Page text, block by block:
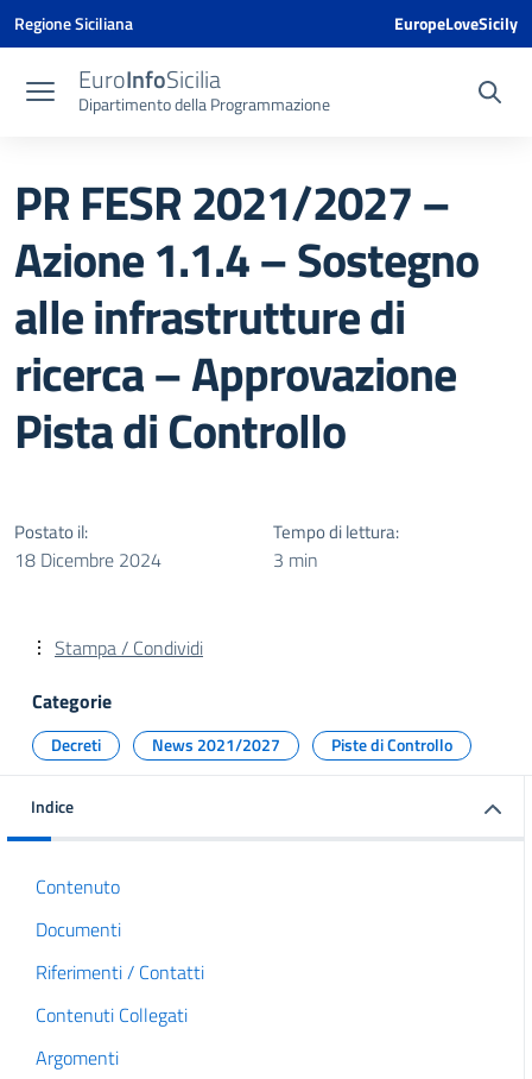
Vai ai contenuti
Vai al menu di navigazione
Vai al footer
Vai al banner delle Cookie Policy
Regione Siciliana EuropeLoveSicily
EuroInfoSicilia
Dipartimento della Programmazione
PR FESR 2021/2027 –
Azione 1.1.4 – Sostegno
alle infrastrutture di
ricerca – Approvazione
Pista di Controllo
Postato il:
18 Dicembre 2024
Tempo di lettura:
3 min
Stampa / Condividi
Categorie
Decreti News 2021/2027 Piste di Controllo
Indice
Contenuto
Documenti
Riferimenti / Contatti
Contenuti Collegati
Argomenti